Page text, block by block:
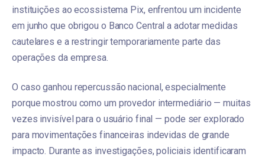
instituições ao ecossistema Pix, enfrentou um incidente
em junho que obrigou o Banco Central a adotar medidas
cautelares e a restringir temporariamente parte das
operações da empresa.
O caso ganhou repercussão nacional, especialmente
porque mostrou como um provedor intermediário — muitas
vezes invisível para o usuário final — pode ser explorado
para movimentações financeiras indevidas de grande
impacto. Durante as investigações, policiais identificaram